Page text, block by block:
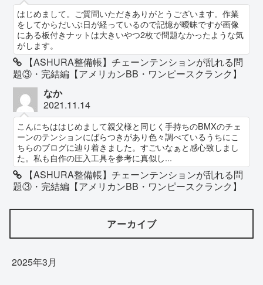
はじめまして。ご質問いただきありがとうございます。作業
をしてからだいぶ日が経っているので記憶が曖昧ですが画像
にある板付きナットは大きいやつ2枚で問題なかったような気
がします。
【ASHURA整備帳】チェーンテンションが乱れる問
題③・完結編【アメリカンBB・ワンピースクランク】
なか
2021.11.14
こんにちははじめまして親父様と同じく手持ちのBMXのチェ
ーンのテンションにばらつきがあり色々調べているうちにこ
ちらのブログに辿り着きました。すごいなぁと感心致しまし
た。私も自作の圧入工具を参考に真似し...
【ASHURA整備帳】チェーンテンションが乱れる問
題③・完結編【アメリカンBB・ワンピースクランク】
アーカイブ
2025年3月